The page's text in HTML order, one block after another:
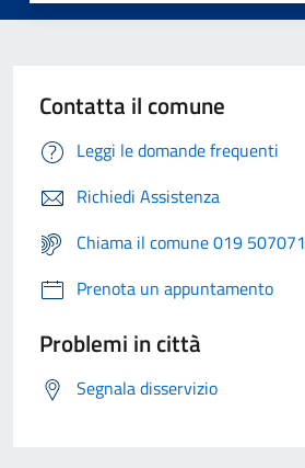
Contatta il comune
Leggi le domande frequenti
Richiedi Assistenza
Chiama il comune 019 507071
Prenota un appuntamento
Problemi in città
Segnala disservizio